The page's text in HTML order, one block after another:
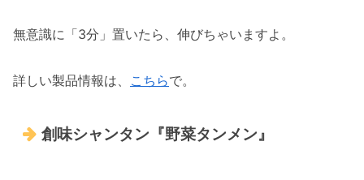
無意識に「3分」置いたら、伸びちゃいますよ。
詳しい製品情報は、 こちらで。
創味シャンタン『野菜タンメン』